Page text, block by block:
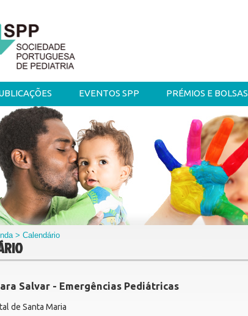
EVENTOS SPP PRÉMIOS E BOLSAS
> Calendário
Salvar - Emergências Pediátricas
de Santa Maria